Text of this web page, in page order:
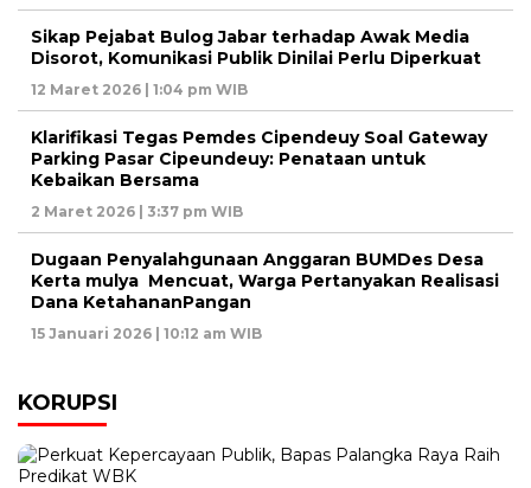
Sikap Pejabat Bulog Jabar terhadap Awak Media
Disorot, Komunikasi Publik Dinilai Perlu Diperkuat
12 Maret 2026 | 1:04 pm WIB
Klarifikasi Tegas Pemdes Cipendeuy Soal Gateway
Parking Pasar Cipeundeuy: Penataan untuk
Kebaikan Bersama
2 Maret 2026 | 3:37 pm WIB
Dugaan Penyalahgunaan Anggaran BUMDes Desa
Kerta mulya Mencuat, Warga Pertanyakan Realisasi
Dana KetahananPangan
15 Januari 2026 | 10:12 am WIB
KORUPSI